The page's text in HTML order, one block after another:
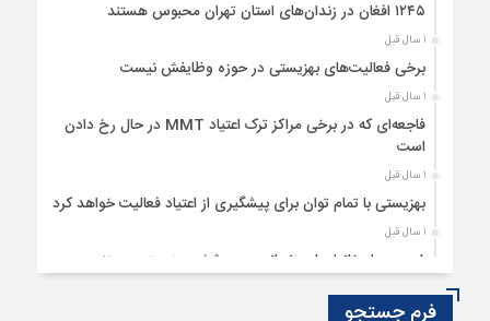
۱۲۴۵ افغان در زندان‌های استان تهران محبوس هستند
1 سال قبل
برخی فعالیت‌های بهزیستی در حوزه وظایفش نیست
1 سال قبل
فاجعه‌ای که در برخی مراکز ترک اعتیاد MMT در حال رخ دادن
است
1 سال قبل
بهزیستی با تمام توان برای پیشگیری از اعتیاد فعالیت خواهد کرد
1 سال قبل
۸ درصد از خانوارهای زنجانی زیر پوشش بهزیستی هستند
فرم جستجو